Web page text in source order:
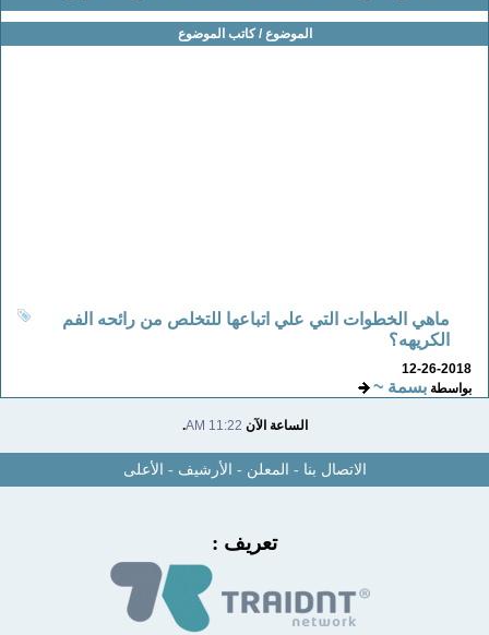
الموضوع / كاتب الموضوع
ماهي الخطوات التي علي اتباعها للتخلص من رائحه الفم
الكريهه؟
12-26-2018
بواسطةبسمة ~
الساعة الآن11:22 AM
.
الاتصال بنا-المعلن-الأرشيف -الأعلى
تعريف :